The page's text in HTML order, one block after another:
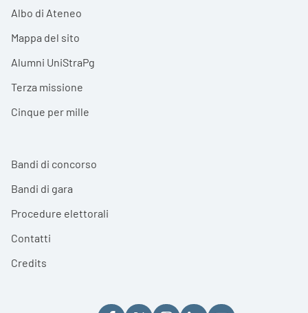
Albo di Ateneo
Mappa del sito
Alumni UniStraPg
Terza missione
Cinque per mille
Bandi di concorso
Bandi di gara
Procedure elettorali
Contatti
Credits